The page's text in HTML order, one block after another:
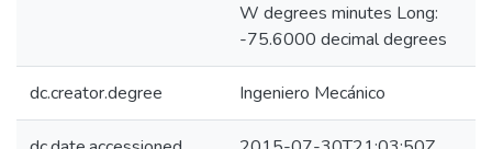
W degrees minutes Long:
-75.6000 decimal degrees
dc.creator.degree Ingeniero Mecánico